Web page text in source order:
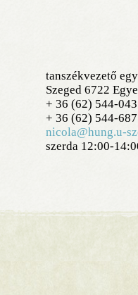
tanszékvezető
Szeged 6722
+ 36 (62) 544-043
+ 36 (62) 544-687
nicola@hung.u-
szerda 12:00-